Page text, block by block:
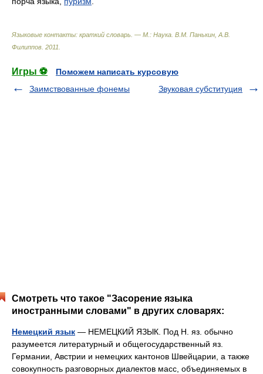
Языковые контакты: краткий словарь. — М.: Наука В.М. Панькин, А.В.
Филиппов 2011
Игры ⚽
Поможем написать курсовую
Заимствованные фонемы
Звуковая субституция
Смотреть что такое "Засорение языка
иностранными словами" в других словарях:
Немецкий язык — НЕМЕЦКИЙ ЯЗЫК. Под Н. яз. обычно
разумеется литературный и общегосударственный яз.
Германии, Австрии и немецких кантонов Швейцарии, а также
совокупность разговорных диалектов масс, объединяемых в